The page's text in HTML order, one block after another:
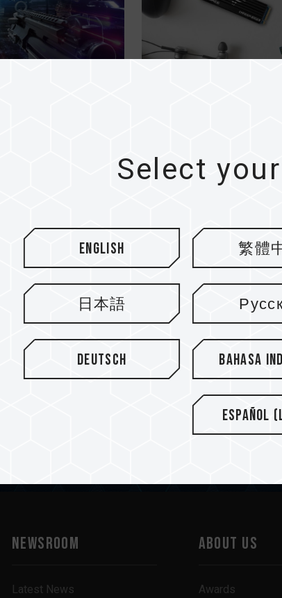
Ram
có thậ...
PCle nào là
2
Subscribe
NEWSROOM
Latest News
ABOUT US
Awards
Select
English 繁體
日本語
Deutsch Bahasa
Español